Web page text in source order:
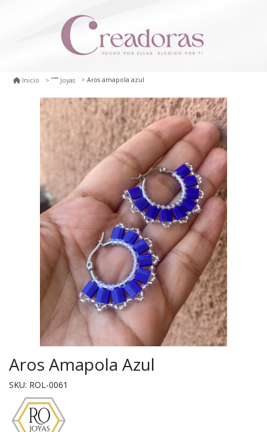
Inicio Joyas Aros amapola azul
Aros Amapola Azul
SKU: ROL-0061